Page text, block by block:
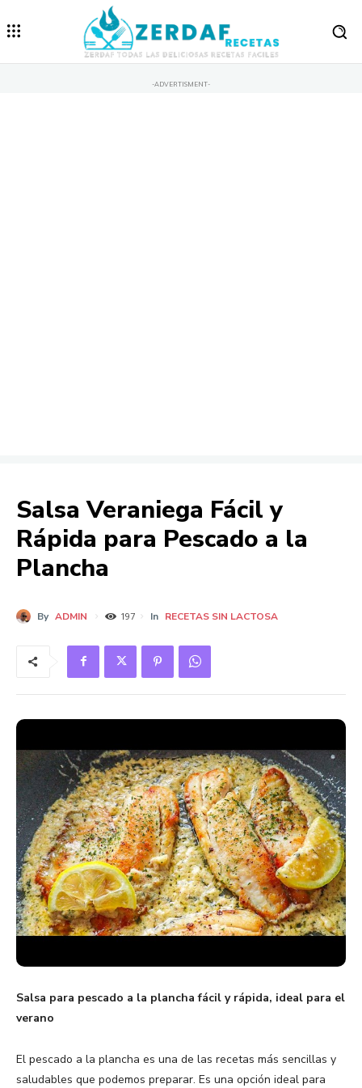
-ADVERTISMENT-
Salsa Veraniega Fácil y
Rápida para Pescado a la
Plancha
By ADMIN 197 In RECETAS SIN LACTOSA
Salsa para pescado a la plancha fácil y rápida, ideal para el
verano
El pescado a la plancha es una de las recetas más sencillas y
saludables que podemos preparar. Es una opción ideal para